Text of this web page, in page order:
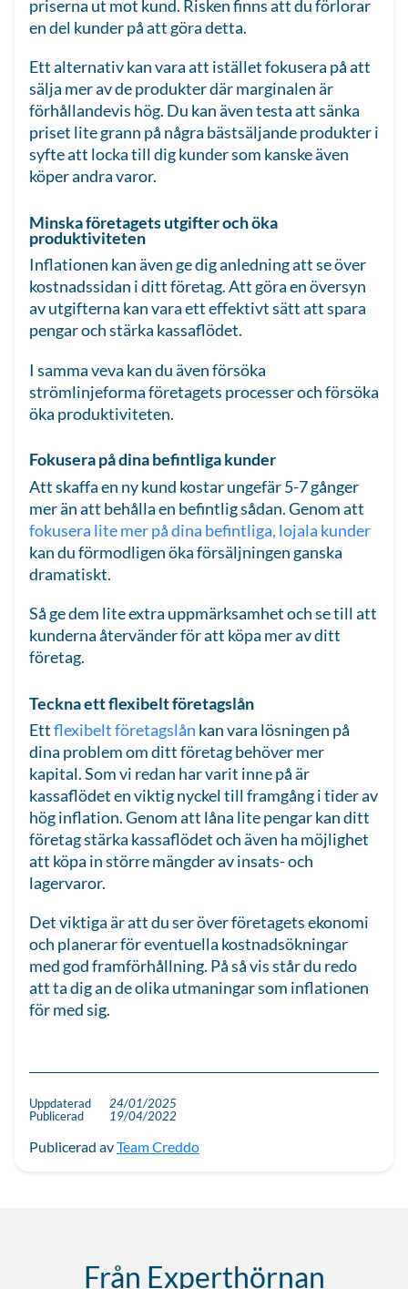
priserna ut mot kund. Risken finns att du förlorar
en del kunder på att göra detta.
Ett alternativ kan vara att istället fokusera på att
sälja mer av de produkter där marginalen är
förhållandevis hög. Du kan även testa att sänka
priset lite grann på några bästsäljande produkter i
syfte att locka till dig kunder som kanske även
köper andra varor.
Minska företagets utgifter och öka
produktiviteten
Inflationen kan även ge dig anledning att se över
kostnadssidan i ditt företag. Att göra en översyn
av utgifterna kan vara ett effektivt sätt att spara
pengar och stärka kassaflödet.
I samma veva kan du även försöka
strömlinjeforma företagets processer och försöka
öka produktiviteten.
Fokusera på dina befintliga kunder
Att skaffa en ny kund kostar ungefär 5-7 gånger
mer än att behålla en befintlig sådan. Genom att
fokusera lite mer på dina befintliga, lojala kunder
kan du förmodligen öka försäljningen ganska
dramatiskt.
Så ge dem lite extra uppmärksamhet och se till att
kunderna återvänder för att köpa mer av ditt
företag.
Teckna ett flexibelt företagslån
Ettflexibelt företagslån kan vara lösningen på
dina problem om ditt företag behöver mer
kapital. Som vi redan har varit inne på är
kassaflödet en viktig nyckel till framgång i tider av
hög inflation. Genom att låna lite pengar kan ditt
företag stärka kassaflödet och även ha möjlighet
att köpa in större mängder av insats- och
lagervaror.
Det viktiga är att du ser över företagets ekonomi
och planerar för eventuella kostnadsökningar
med god framförhållning. På så vis står du redo
att ta dig an de olika utmaningar som inflationen
för med sig.
Uppdaterad
24/01/2025
Publicerad
19/04/2022
Publicerad avTeam Creddo
Från Experthörnan